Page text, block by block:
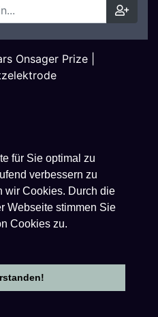
für Sie optimal zu
verbessern zu
wir Cookies. Durch die
Webseite stimmen Sie
Cookies zu.
Onsager Prize
- All Rights